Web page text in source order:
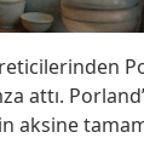
attı.
aksine